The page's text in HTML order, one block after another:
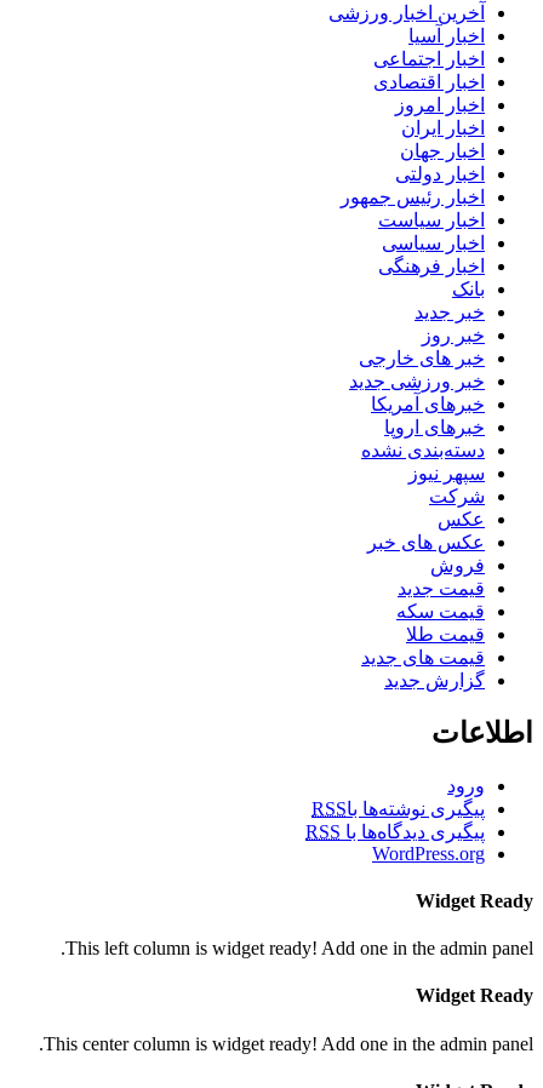
آخرین اخبار ورزشی
اخبار آسیا
اخبار اجتماعی
اخبار اقتصادی
اخبار امروز
اخبار ایران
اخبار جهان
اخبار دولتی
اخبار رئیس جمهور
اخبار سیاست
اخبار سیاسی
اخبار فرهنگی
بانک
خبر جدید
خبر روز
خبر های خارجی
خبر ورزشی جدید
خبرهای آمریکا
خبرهای اروپا
دسته‌بندی نشده
سپهر نیوز
شرکت
عکس
عکس های خبر
فروش
قیمت جدید
قیمت سکه
قیمت طلا
قیمت های جدید
گزارش جدید
اطلاعات
ورود
پیگیری نوشته‌ها باRSS
پیگیری دیدگاه‌ها با RSS
WordPress.org
Widget Ready
This left column is widget ready! Add one in the admin panel.
Widget Ready
This center column is widget ready! Add one in the admin panel.